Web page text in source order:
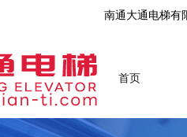
南通大通电梯有
首页